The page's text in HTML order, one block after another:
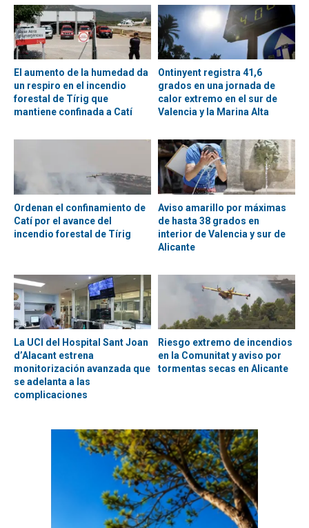
El aumento de la humedad da
un respiro en el incendio
forestal de Tírig que
mantiene confinada a Catí
Ontinyent registra 41,6
grados en una jornada de
calor extremo en el sur de
Valencia y la Marina Alta
Ordenan el confinamiento de
Catí por el avance del
incendio forestal de Tírig
Aviso amarillo por máximas
de hasta 38 grados en
interior de Valencia y sur de
Alicante
La UCI del Hospital Sant Joan
d’Alacant estrena
monitorización avanzada que
se adelanta a las
complicaciones
Riesgo extremo de incendios
en la Comunitat y aviso por
tormentas secas en Alicante